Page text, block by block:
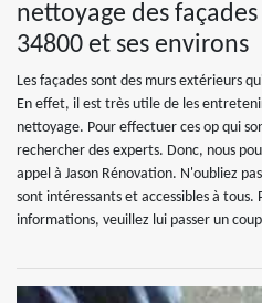
nettoyage des
34800 et ses environs
Les façades sont des murs extérieurs
En effet, il est très utile de les
nettoyage. Pour effectuer ces op qui
rechercher des experts. Donc, nous
appel à Jason Rénovation. N'oubliez
sont intéressants et accessibles à
informations, veuillez lui passer un